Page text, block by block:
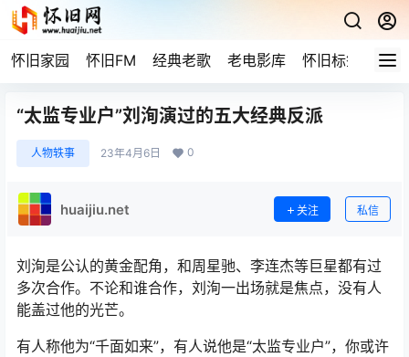
怀旧家园 怀旧FM 经典老歌 老电影库 怀旧标签 网
“太监专业户”刘洵演过的五大经典反派
人物轶事 23年4月6日 0
huaijiu.net 关注 私信
刘洵是公认的黄金配角，和周星驰、李连杰等巨星都有过
多次合作。不论和谁合作，刘洵一出场就是焦点，没有人
能盖过他的光芒。
有人称他为“千面如来”，有人说他是“太监专业户”，你或许